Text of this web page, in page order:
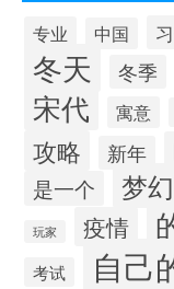
专业 中国
冬天 冬季
宋代 寓意
攻略 新年
是一个 梦
玩家 疫情
考试 自己